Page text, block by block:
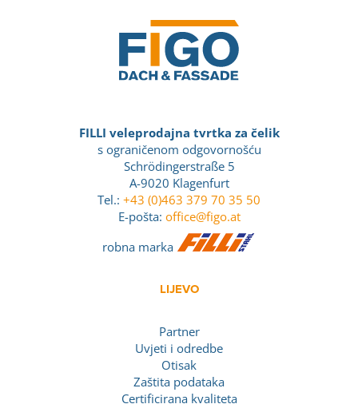
FILLI veleprodajna tvrtka za čelik
s ograničenom odgovornošću
Schrödingerstraße 5
A-9020 Klagenfurt
Tel.: +43 (0)463 379 70 35 50
E-pošta: office@figo.at
robna marka
LIJEVO
Partner
Uvjeti i odredbe
Otisak
Zaštita podataka
Certificirana kvaliteta